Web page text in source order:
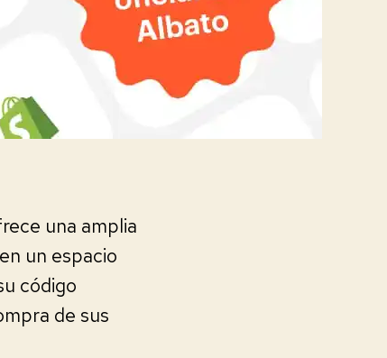
una amplia
un espacio
código
de sus